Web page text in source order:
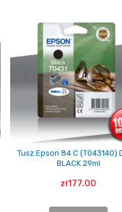
Tusz Epson 84 C (T043140)
BLACK 29ml
zł177.00